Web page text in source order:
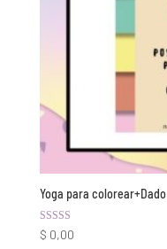
Yoga para colorear+Dado
Valorado con
5.00
$ 0,00